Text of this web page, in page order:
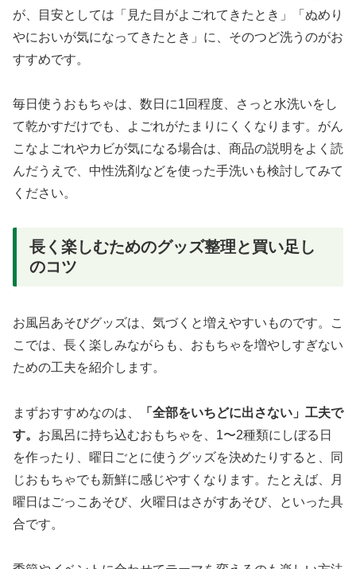
が、目安としては「見た目がよごれてきたとき」「ぬめり
やにおいが気になってきたとき」に、そのつど洗うのがお
すすめです。
毎日使うおもちゃは、数日に1回程度、さっと水洗いをし
て乾かすだけでも、よごれがたまりにくくなります。がん
こなよごれやカビが気になる場合は、商品の説明をよく読
んだうえで、中性洗剤などを使った手洗いも検討してみて
ください。
長く楽しむためのグッズ整理と買い足し
のコツ
お風呂あそびグッズは、気づくと増えやすいものです。こ
こでは、長く楽しみながらも、おもちゃを増やしすぎない
ための工夫を紹介します。
まずおすすめなのは、
「全部をいちどに出さない」工夫で
す。 お風呂に持ち込むおもちゃを、1〜2種類にしぼる日
を作ったり、曜日ごとに使うグッズを決めたりすると、同
じおもちゃでも新鮮に感じやすくなります。たとえば、月
曜日はごっこあそび、火曜日はさがすあそび、といった具
合です。